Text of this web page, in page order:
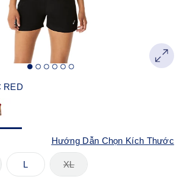
RED
Hướng Dẫn Chọn Kích Thước
L XL